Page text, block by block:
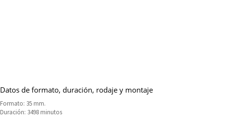
Datos de formato, duración, rodaje y montaje
Formato: 35 mm.
Duración: 3498 minutos